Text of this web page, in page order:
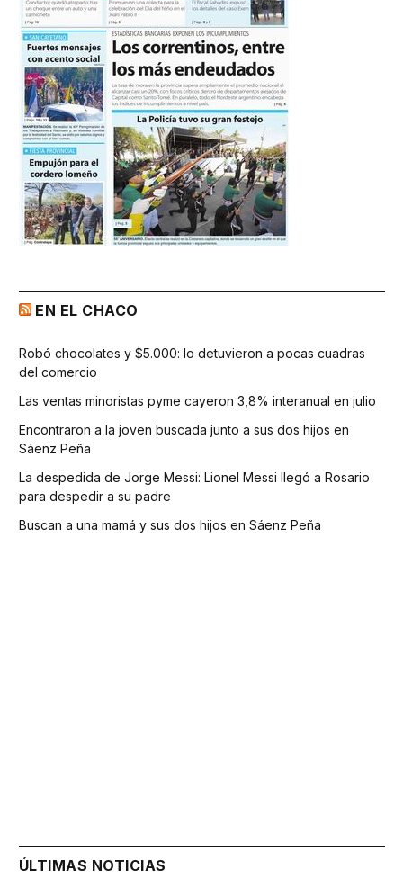
EN EL CHACO
Robó chocolates y $5.000: lo detuvieron a pocas cuadras
del comercio
Las ventas minoristas pyme cayeron 3,8% interanual en julio
Encontraron a la joven buscada junto a sus dos hijos en
Sáenz Peña
La despedida de Jorge Messi: Lionel Messi llegó a Rosario
para despedir a su padre
Buscan a una mamá y sus dos hijos en Sáenz Peña
ÚLTIMAS NOTICIAS